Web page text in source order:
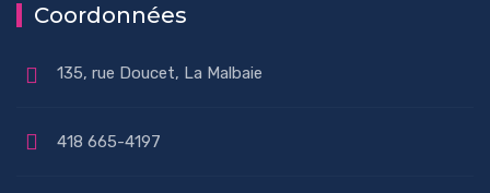
Coordonnées
135, rue Doucet, La Malbaie
418 665-4197